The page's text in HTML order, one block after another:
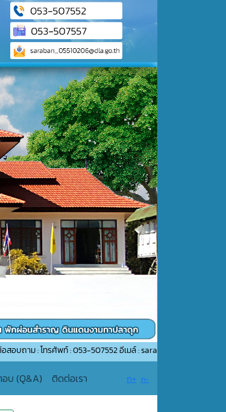
ท์ : 053-507552 อีเมล์ : saraban_05510206@dla.go.th
บ (Q&A) ติดต่อเรา ก+ ก-